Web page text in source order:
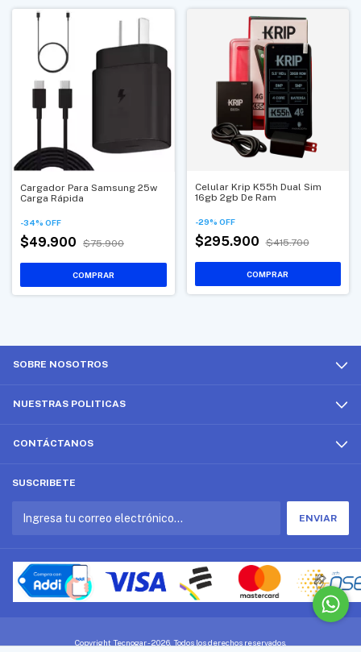
Cargador Para Samsung 25w
Carga Rápida
-34% OFF
$49.900 $75.900
Celular Krip K55h Dual Sim
16gb 2gb De Ram
-29% OFF
$295.900 $415.700
SOBRE NOSOTROS
NUESTRAS POLITICAS
CONTÁCTANOS
SUSCRIBETE
Copyright Tecnogar - 2026. Todos los derechos reservados.